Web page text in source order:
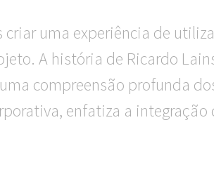
uma experiência de
A história de Ricardo
compreensão profunda
enfatiza a